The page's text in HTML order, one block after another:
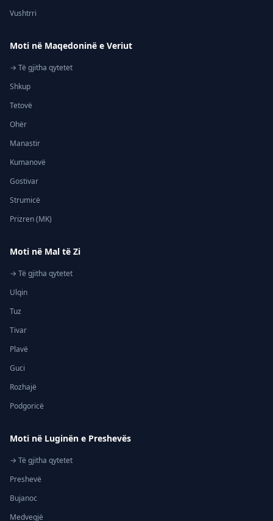
Vushtrri
Moti në Maqedoninë e Veriut
→ Të gjitha qytetet
Shkup
Tetovë
Ohër
Manastir
Kumanovë
Gostivar
Strumicë
Prizren (MK)
Moti në Mal të Zi
→ Të gjitha qytetet
Ulqin
Tuz
Tivar
Plavë
Guci
Rozhajë
Podgoricë
Moti në Luginën e Preshevës
→ Të gjitha qytetet
Preshevë
Bujanoc
Medvegjë